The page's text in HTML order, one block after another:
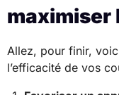
maximiser
Allez, pour finir,
l’efficacité de vos